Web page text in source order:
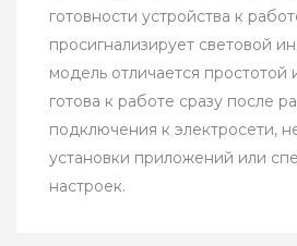
готовности устройства к
просигнализирует световой
модель отличается простотой
готова к работе сразу после
подключения к электросети,
установки приложений или
настроек.